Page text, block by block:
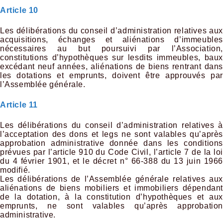
Article 10
Les délibérations du conseil d’administration relatives aux
acquisitions, échanges et aliénations d’immeubles
nécessaires au but poursuivi par l’Association,
constitutions d’hypothèques sur lesdits immeubles, baux
excédant neuf années, aliénations de biens rentrant dans
les dotations et emprunts, doivent être approuvés par
l’Assemblée générale.
Article 11
Les délibérations du conseil d’administration relatives à
l’acceptation des dons et legs ne sont valables qu’après
approbation administrative donnée dans les conditions
prévues par l’article 910 du Code Civil, l’article 7 de la loi
du 4 février 1901, et le décret n° 66-388 du 13 juin 1966
modifié.
Les délibérations de l’Assemblée générale relatives aux
aliénations de biens mobiliers et immobiliers dépendant
de la dotation, à la constitution d’hypothèques et aux
emprunts, ne sont valables qu’après approbation
administrative.